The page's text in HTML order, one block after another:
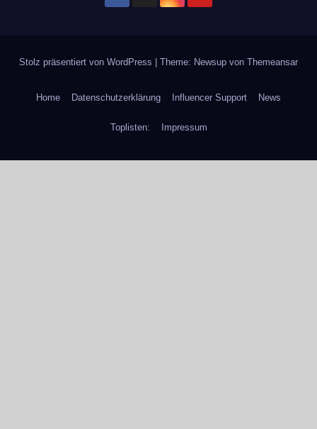
Stolz präsentiert von WordPress Theme: Newsup von Themeansar
Home Datenschutzerklärung Influencer Support News
Toplisten: Impressum